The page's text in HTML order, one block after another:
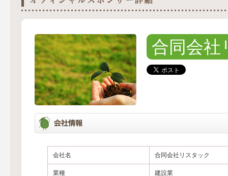
合同会社
会社名 合同会社リスタック
業種 建設業